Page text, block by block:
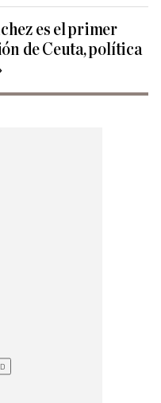
es el primer
de Ceuta, política